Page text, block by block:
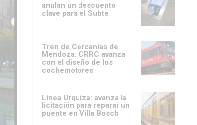
anulan un descuento
clave para el Subte
Tren de Cercanías de
Mendoza: CRRC avanza
con el diseño de los
cochemotores
Línea Urquiza: avanza la
licitación para reparar un
puente en Villa Bosch